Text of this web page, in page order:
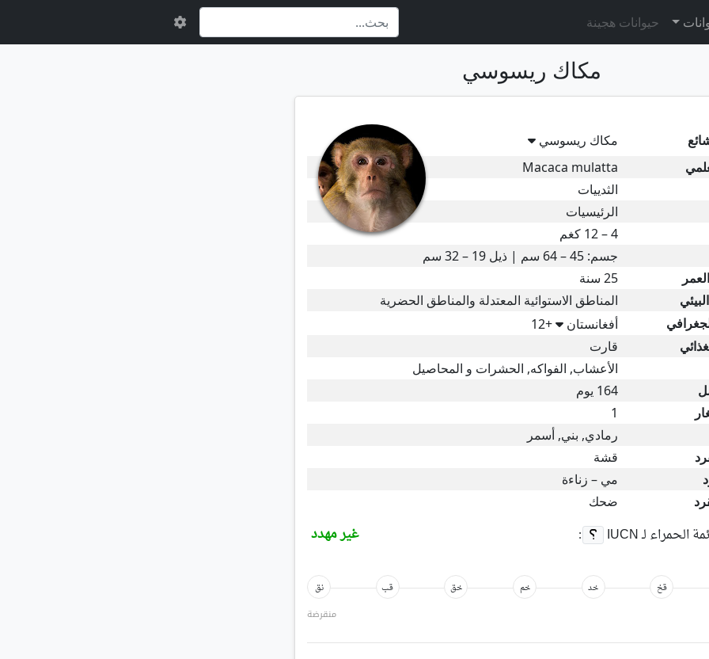
حيوانات هجينة
مكاك ريسوسي
مكاك ريسوسي
Macaca mulatta
الثدييات
الرئيسيات
4 – 12 كغم
جسم: 45 – 64 سم | ذيل 19 – 32 سم
25 سنة
المناطق الاستوائية المعتدلة والمناطق الحضرية
أفغانستان
+12
قارت
الأعشاب, الفواكه, الحشرات و المحاصيل
164 يوم
1
رمادي, بني, أسمر
قشة
مي – زناءة
ضحك
الحمراء لـ IUCN
: غير مهدد
قخ خد خم خق قب نق
منقرضة